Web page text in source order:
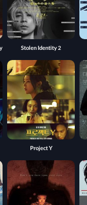
Stolen Identity 2
Project Y